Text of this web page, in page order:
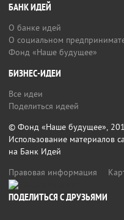
БАНК ИДЕЙ
О банке идей
О социальном
Фонд «Наше будущее»
БИЗНЕС-ИДЕИ
Все идеи
Поделиться идеей
© Фонд «Наше будущее»,
Использование материалов
на Банк Идей
Правовая информация
ПОДЕЛИТЬСЯ С ДРУЗЬЯМИ